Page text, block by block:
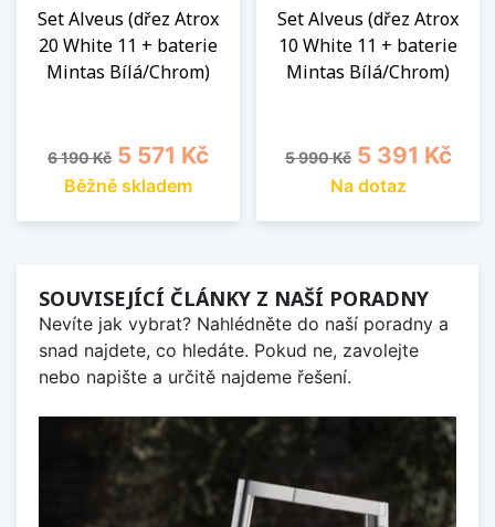
Set Alveus (dřez Atrox
20 White 11 + baterie
Mintas Bílá/Chrom)
Běžná cena
6 190 Kč Cena
5 571 Kč
Běžně skladem
Set Alveus (dřez Atrox
10 White 11 + baterie
Mintas Bílá/Chrom)
Běžná cena
5 990 Kč Cena
5 391 Kč
Na dotaz
SOUVISEJÍCÍ ČLÁNKY Z NAŠÍ PORADNY
Nevíte jak vybrat? Nahlédněte do naší poradny a
snad najdete, co hledáte. Pokud ne, zavolejte
nebo napište a určitě najdeme řešení.